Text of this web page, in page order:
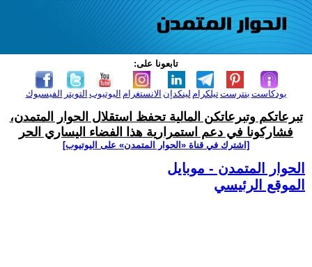
تابعونا على:
الفيسبوك التويتر اليوتيوب الانستغرام لينكدإن تيلكرامبنترست بودكاست
تبرعاتكم وتبرعاتكن المالية تحفظ استقلال الحوار المتمدن،
فشاركونا في دعم استمرارية هذا الفضاء اليساري الحر
[اشترك في قناة ‫«الحوار المتمدن» على اليوتيوب]
الحوار المتمدن - موبايل
الموقع الرئيسي